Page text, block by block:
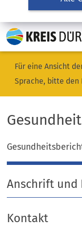
Für eine Ansicht
Sprache, bitte den
Anschrift und
Kontakt